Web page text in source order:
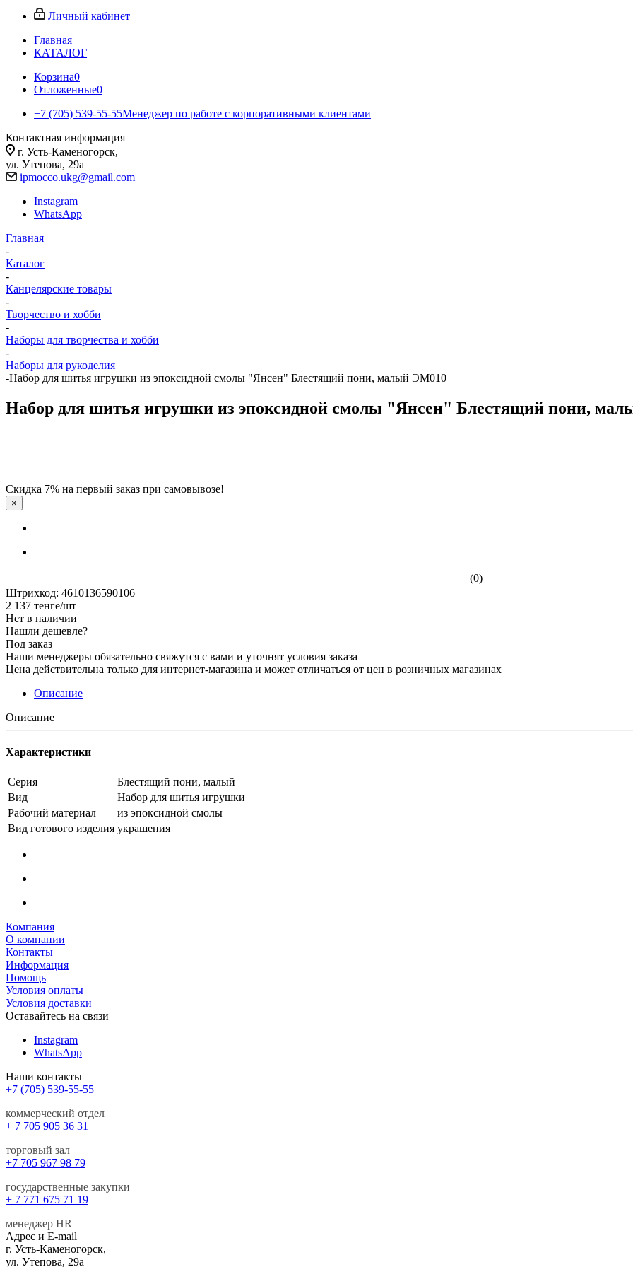
Личный кабинет
Главная
КАТАЛОГ
Корзина0
Отложенные0
+7 (705) 539-55-55Менеджер по работе с корпоративными клиентами
Контактная информация
г. Усть-Каменогорск,
ул. Утепова, 29а
ipmocco.ukg@gmail.com
Instagram
WhatsApp
Главная
-
Каталог
-
Канцелярские товары
-
Творчество и хобби
-
Наборы для творчества и хобби
-
Наборы для рукоделия
-Набор для шитья игрушки из эпоксидной смолы "Янсен" Блестящий пони, малый ЭМ010
Набор для шитья игрушки из эпоксидной смолы "Янсен" Блестящий пони,
Скидка 7% на первый заказ при самовывозе!
×
(0)
Штрихкод: 4610136590106
2 137 тенге/шт
Нет в наличии
Нашли дешевле?
Под заказ
Наши менеджеры обязательно свяжутся с вами и уточнят условия заказа
Цена действительна только для интернет-магазина и может отличаться от цен в розничных магазинах
Описание
Описание
Характеристики
Серия
Блестящий пони, малый
Вид
Набор для шитья игрушки
Рабочий материал
из эпоксидной смолы
Вид готового изделия украшения
Компания
О компании
Контакты
Информация
Помощь
Условия оплаты
Условия доставки
Оставайтесь на связи
Instagram
WhatsApp
Наши контакты
+7 (705) 539-55-55
коммерческий отдел
+ 7 705 905 36 31
торговый зал
+7 705 967 98 79
государственные закупки
+ 7 771 675 71 19
менеджер HR
Адрес и E-mail
г. Усть-Каменогорск,
ул. Утепова, 29а